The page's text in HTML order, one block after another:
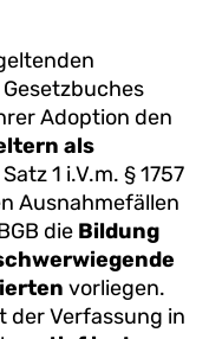
Adoption den
als
1 i.V.m. § 1757
Ausnahmefällen
die Bildung
vorliegen.
der Verfassung in